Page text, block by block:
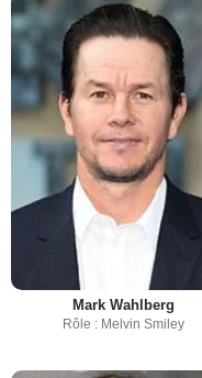
Mark Wahlberg
Rôle : Melvin Smiley